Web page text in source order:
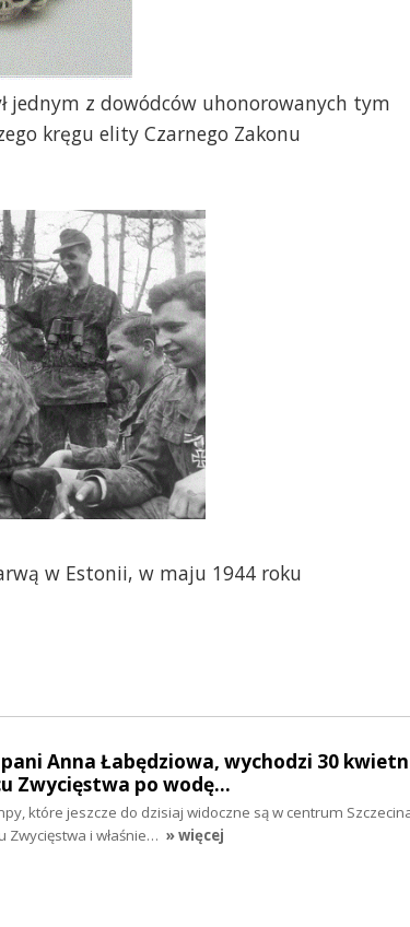
jednym z dowódców uhonorowanych tym
kręgu elity Czarnego Zakonu
w Estonii, w maju 1944 roku
Anna Łabędziowa, wychodzi 30
Zwycięstwa po wodę…
które jeszcze do dzisiaj widoczne są w centrum
Zwycięstwa i właśnie… » więcej